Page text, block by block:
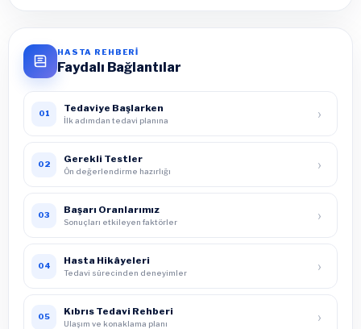
HASTA REHBERİ
Faydalı Bağlantılar
01 Tedaviye Başlarken
İlk adımdan tedavi planına ›
02 Gerekli Testler
Ön değerlendirme hazırlığı ›
03 Başarı Oranlarımız
Sonuçları etkileyen faktörler ›
04 Hasta Hikâyeleri
Tedavi sürecinden deneyimler ›
05 Kıbrıs Tedavi Rehberi
Ulaşım ve konaklama planı ›